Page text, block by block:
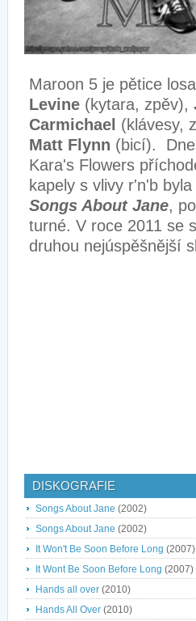
Maroon 5 je pětice
Levine (kytara, zpěv),
Carmichael (klávesy,
Matt Flynn (bicí).
Kara's Flowers
kapely s vlivy r'n'b
Songs About Jane,
turné. V roce 2011 se
druhou nejúspěšnější
DISKOGRAFIE
Songs About Jane (2002)
Songs About Jane (2002)
It Won't Be Soon Before Long (2007)
It Wont Be Soon Before Long (2007)
Hands all over (2010)
Hands All Over (2010)